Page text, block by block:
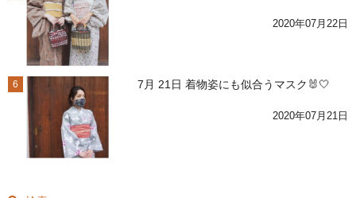
2020年07月22日
6 7月 21日 着物姿にも似合うマスク🐰🤍
2020年07月21日